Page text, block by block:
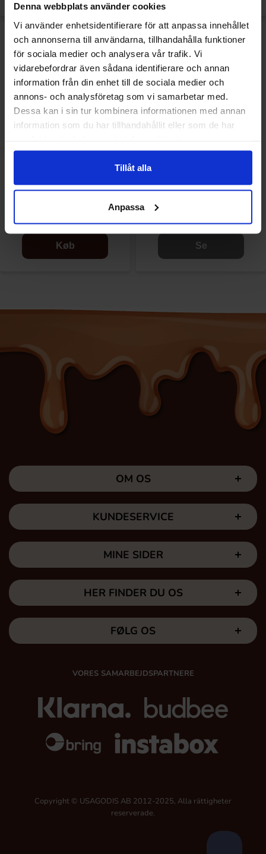
Denna webbplats använder cookies
Vi använder enhetsidentifierare för att anpassa innehållet
och annonserna till användarna, tillhandahålla funktioner
för sociala medier och analysera vår trafik. Vi
vidarebefordrar även sådana identifierare och annan
information från din enhet till de sociala medier och
annons- och analysföretag som vi samarbetar med.
Dessa kan i sin tur kombinera informationen med annan
information som du har tillhandahållit eller som de har
Tillåt alla
Anpassa
520g
44.90 kr
Køb
520g
44.90 kr
Se
OM OS
KUNDESERVICE
MINE SIDER
HER FINDER DU OS
FØLG OS
VORES SAMARBEJDSPARTNERE
Copyright © USAGODIS AB 2012-2025, Alla rättigheter
reserverade.